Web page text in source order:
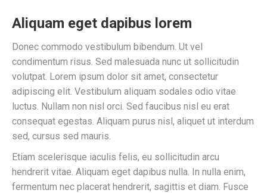
Aliquam eget dapibus lorem
Donec commodo vestibulum bibendum. Ut vel
condimentum risus. Sed malesuada nunc ut sollicitudin
volutpat. Lorem ipsum dolor sit amet, consectetur
adipiscing elit. Vestibulum aliquam sodales odio vitae
luctus. Nullam non nisl orci. Sed faucibus nisl eu erat
consequat egestas. Aliquam purus nisl, aliquet ut interdum
sed, cursus sed mauris.
Etiam scelerisque iaculis felis, eu sollicitudin arcu
hendrerit vitae. Aliquam eget dapibus nulla. In nulla enim,
fermentum nec placerat hendrerit, sagittis et diam. Fusce